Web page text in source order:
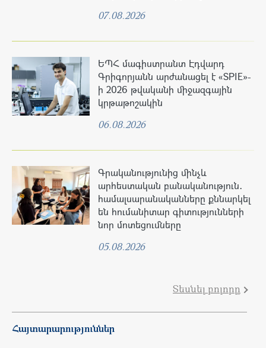
07.08.2026
ԵՊՀ մագիստրանտ Էդվարդ
Գրիգորյանն արժանացել է «SPIE»-
ի 2026 թվականի միջազգային
կրթաթոշակին
06.08.2026
Գրականությունից մինչև
արհեստական բանականություն․
համալսարանականները քննարկել
են հումանիտար գիտությունների
նոր մոտեցումները
05.08.2026
Տեսնել բոլորը
Հայտարարություններ